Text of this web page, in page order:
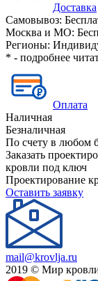
Доставка
Самовывоз:
Москва и МО:
Регионы:
* - подробнее
Оплата
Наличная
Безналичная
По счету в любом
Заказать
кровли под ключ
Проектирование
Оставить заявку
mail@krovlja.ru
2019 © Мир